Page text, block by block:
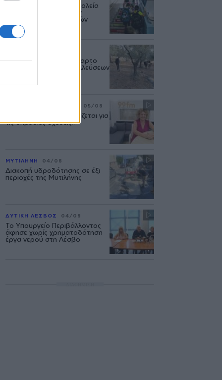
Η επόμενη μέρα στα σχολεία
της Μυτιλήνης μετά την
κατάργηση των σχολικών
επιτροπών
Έτσι χάθηκε το ένα τέταρτο
των αγροτικών εκμεταλλεύσεων
05/08
«Η ασφάλεια δεν θυσιάζεται για
τις δημόσιες σχέσεις»
ΜΥΤΙΛΗΝΗ 04/08
Διακοπή υδροδότησης σε έξι
περιοχές της Μυτιλήνης
ΔΥΤΙΚΗ ΛΕΣΒΟΣ 04/08
Το Υπουργείο Περιβάλλοντος
άφησε χωρίς χρηματοδότηση
έργα νερού στη Λέσβο